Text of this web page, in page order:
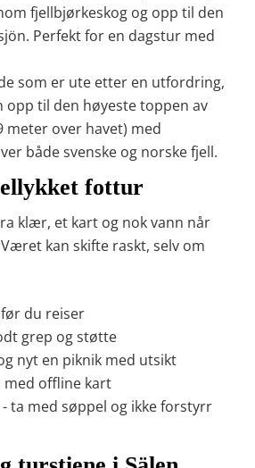
fjellbjørkeskog og opp til den
Perfekt for en dagstur med
som er ute etter en utfordring,
til den høyeste toppen av
meter over havet) med
både svenske og norske fjell.
fottur
klær, et kart og nok vann når
kan skifte raskt, selv om
du reiser
grep og støtte
nyt en piknik med utsikt
med offline kart
ta med søppel og ikke forstyrr